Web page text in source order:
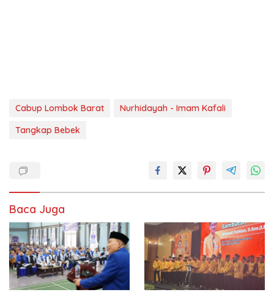
Cabup Lombok Barat
Nurhidayah - Imam Kafali
Tangkap Bebek
Baca Juga